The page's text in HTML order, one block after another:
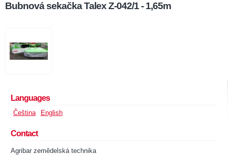
Bubnová sekačka Talex Z-042/1 - 1,65m
Languages
Čeština English
Contact
Agribar zemědelská technika